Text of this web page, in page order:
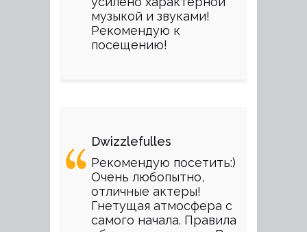
музыкой и звуками!
Рекомендую к
посещению!
Dwizzlefulles
Рекомендую посетить:)
Очень любопытно,
отличные актеры!
Гнетущая атмосфера с
самого начала. Правила